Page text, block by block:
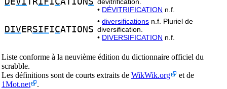
• DÉVITRIFICATION n.f.
DIVERSIFICATIONS
• diversifications n.f. Pluriel de
diversification.
• DIVERSIFICATION n.f.
Liste conforme à la neuvième édition du dictionnaire officiel du
scrabble.
Les définitions sont de courts extraits de WikWik.org
et de
1Mot.net
.